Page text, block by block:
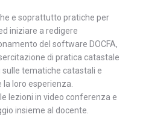
e soprattutto pratiche per
iniziare a redigere
del software DOCFA,
di pratica catastale
tematiche catastali e
loro esperienza.
lezioni in video conferenza e
insieme al docente.